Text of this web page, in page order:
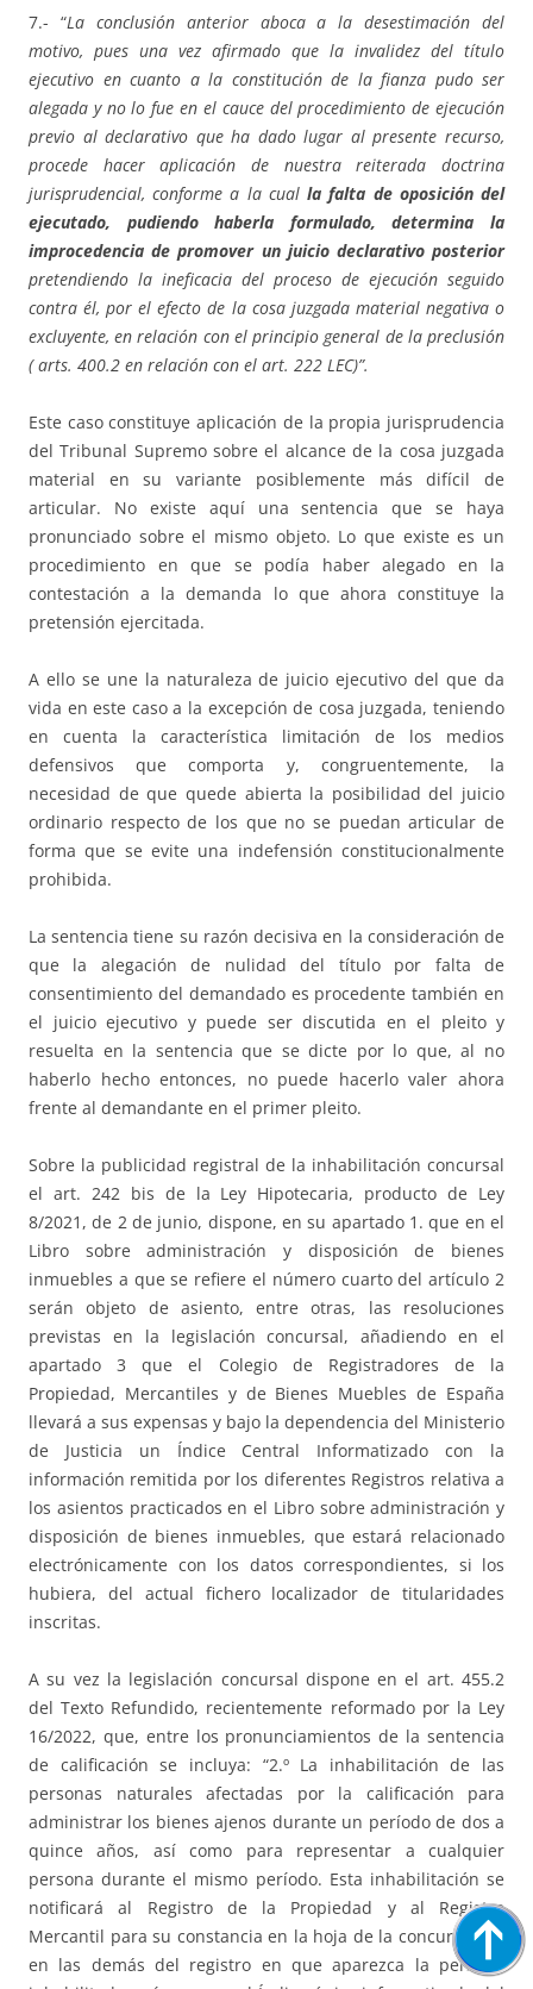
7.- “La conclusión anterior aboca a la desestimación del
motivo, pues una vez afirmado que la invalidez del título
ejecutivo en cuanto a la constitución de la fianza pudo ser
alegada y no lo fue en el cauce del procedimiento de ejecución
previo al declarativo que ha dado lugar al presente recurso,
procede hacer aplicación de nuestra reiterada doctrina
jurisprudencial, conforme a la cualla falta de oposición del
ejecutado, pudiendo haberla formulado, determina la
improcedencia de promover un juicio declarativo posterior
pretendiendo la ineficacia del proceso de ejecución seguido
contra él, por el efecto de la cosa juzgada material negativa o
excluyente, en relación con el principio general de la preclusión
( arts. 400.2 en relación con el art. 222 LEC)”.
Este caso constituye aplicación de la propia jurisprudencia
del Tribunal Supremo sobre el alcance de la cosa juzgada
material en su variante posiblemente más difícil de
articular. No existe aquí una sentencia que se haya
pronunciado sobre el mismo objeto. Lo que existe es un
procedimiento en que se podía haber alegado en la
contestación a la demanda lo que ahora constituye la
pretensión ejercitada.
A ello se une la naturaleza de juicio ejecutivo del que da
vida en este caso a la excepción de cosa juzgada, teniendo
en cuenta la característica limitación de los medios
defensivos que comporta y, congruentemente, la
necesidad de que quede abierta la posibilidad del juicio
ordinario respecto de los que no se puedan articular de
forma que se evite una indefensión constitucionalmente
prohibida.
La sentencia tiene su razón decisiva en la consideración de
que la alegación de nulidad del título por falta de
consentimiento del demandado es procedente también en
el juicio ejecutivo y puede ser discutida en el pleito y
resuelta en la sentencia que se dicte por lo que, al no
haberlo hecho entonces, no puede hacerlo valer ahora
frente al demandante en el primer pleito.
Sobre la publicidad registral de la inhabilitación concursal
el art. 242 bis de la Ley Hipotecaria, producto de Ley
8/2021, de 2 de junio, dispone, en su apartado 1. que en el
Libro sobre administración y disposición de bienes
inmuebles a que se refiere el número cuarto del artículo 2
serán objeto de asiento, entre otras, las resoluciones
previstas en la legislación concursal, añadiendo en el
apartado 3 que el Colegio de Registradores de la
Propiedad, Mercantiles y de Bienes Muebles de España
llevará a sus expensas y bajo la dependencia del Ministerio
de Justicia un Índice Central Informatizado con la
información remitida por los diferentes Registros relativa a
los asientos practicados en el Libro sobre administración y
disposición de bienes inmuebles, que estará relacionado
electrónicamente con los datos correspondientes, si los
hubiera, del actual fichero localizador de titularidades
inscritas.
A su vez la legislación concursal dispone en el art. 455.2
del Texto Refundido, recientemente reformado por la Ley
16/2022, que, entre los pronunciamientos de la sentencia
de calificación se incluya: “2.º La inhabilitación de las
personas naturales afectadas por la calificación para
administrar los bienes ajenos durante un período de dos a
quince años, así como para representar a cualquier
persona durante el mismo período. Esta inhabilitación se
notificará al Registro de la Propiedad y al Registro
Mercantil para su constancia en la hoja de la concursada y
en las demás del registro en que aparezca la persona